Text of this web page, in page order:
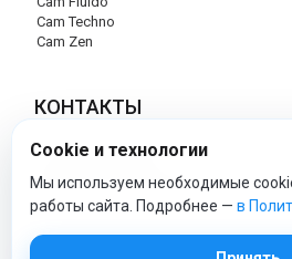
Cam Techno
Cam Zen
КОНТАКТЫ
+7 (495) 120-29-85
info@cam-official-store.ru
Cookie и технологии
Мы используем необходимые
работы сайта. Подробнее — в